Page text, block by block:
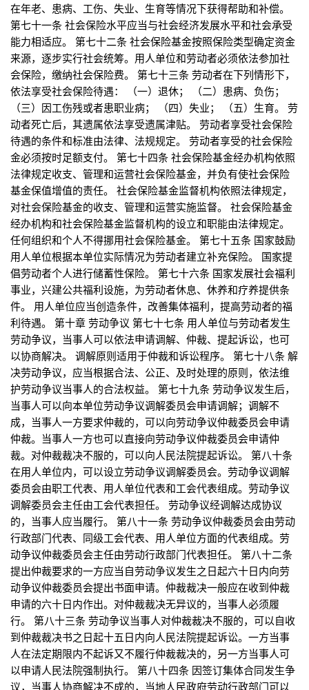
在年老、患病、工伤、失业、生育等情况下获得帮助和补偿。
第七十一条 社会保险水平应当与社会经济发展水平和社会承受
能力相适应。 第七十二条 社会保险基金按照保险类型确定资金
来源，逐步实行社会统筹。用人单位和劳动者必须依法参加社
会保险，缴纳社会保险费。 第七十三条 劳动者在下列情形下，
依法享受社会保险待遇： （一）退休； （二）患病、负伤；
（三）因工伤残或者患职业病； （四）失业； （五）生育。 劳
动者死亡后，其遗属依法享受遗属津贴。 劳动者享受社会保险
待遇的条件和标准由法律、法规规定。 劳动者享受的社会保险
金必须按时足额支付。 第七十四条 社会保险基金经办机构依照
法律规定收支、管理和运营社会保险基金，并负有使社会保险
基金保值增值的责任。 社会保险基金监督机构依照法律规定，
对社会保险基金的收支、管理和运营实施监督。 社会保险基金
经办机构和社会保险基金监督机构的设立和职能由法律规定。
任何组织和个人不得挪用社会保险基金。 第七十五条 国家鼓励
用人单位根据本单位实际情况为劳动者建立补充保险。 国家提
倡劳动者个人进行储蓄性保险。 第七十六条 国家发展社会福利
事业，兴建公共福利设施，为劳动者休息、休养和疗养提供条
件。 用人单位应当创造条件，改善集体福利，提高劳动者的福
利待遇。 第十章 劳动争议 第七十七条 用人单位与劳动者发生
劳动争议，当事人可以依法申请调解、仲裁、提起诉讼，也可
以协商解决。 调解原则适用于仲裁和诉讼程序。 第七十八条 解
决劳动争议，应当根据合法、公正、及时处理的原则，依法维
护劳动争议当事人的合法权益。 第七十九条 劳动争议发生后，
当事人可以向本单位劳动争议调解委员会申请调解；调解不
成，当事人一方要求仲裁的，可以向劳动争议仲裁委员会申请
仲裁。当事人一方也可以直接向劳动争议仲裁委员会申请仲
裁。对仲裁裁决不服的，可以向人民法院提起诉讼。 第八十条
在用人单位内，可以设立劳动争议调解委员会。劳动争议调解
委员会由职工代表、用人单位代表和工会代表组成。劳动争议
调解委员会主任由工会代表担任。 劳动争议经调解达成协议
的，当事人应当履行。 第八十一条 劳动争议仲裁委员会由劳动
行政部门代表、同级工会代表、用人单位方面的代表组成。劳
动争议仲裁委员会主任由劳动行政部门代表担任。 第八十二条
提出仲裁要求的一方应当自劳动争议发生之日起六十日内向劳
动争议仲裁委员会提出书面申请。仲裁裁决一般应在收到仲裁
申请的六十日内作出。对仲裁裁决无异议的，当事人必须履
行。 第八十三条 劳动争议当事人对仲裁裁决不服的，可以自收
到仲裁裁决书之日起十五日内向人民法院提起诉讼。一方当事
人在法定期限内不起诉又不履行仲裁裁决的，另一方当事人可
以申请人民法院强制执行。 第八十四条 因签订集体合同发生争
议，当事人协商解决不成的，当地人民政府劳动行政部门可以